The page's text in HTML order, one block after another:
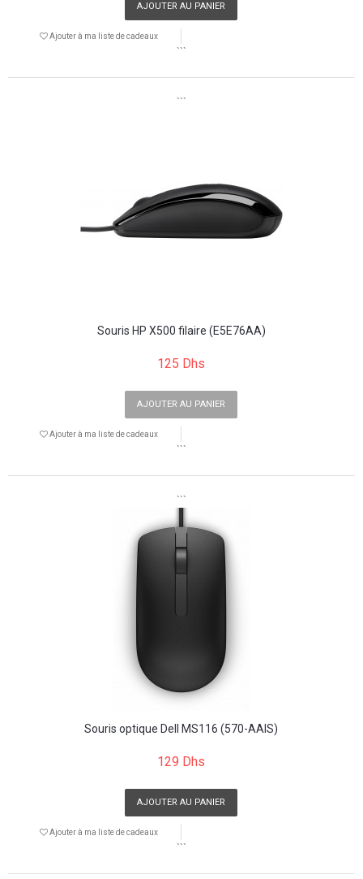
AJOUTER AU PANIER
Ajouter à ma liste de cadeaux
```
```
Souris HP X500 filaire (E5E76AA)
125 Dhs
AJOUTER AU PANIER
Ajouter à ma liste de cadeaux
```
```
Souris optique Dell MS116 (570-AAIS)
129 Dhs
AJOUTER AU PANIER
Ajouter à ma liste de cadeaux
```